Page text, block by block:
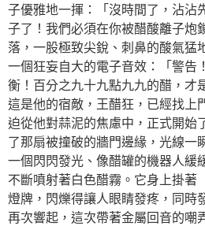
子優雅地一揮：「沒時間了，沾沾
子了！我們必須在你被醋酸離子炮
落，一股極致尖銳、刺鼻的酸氣猛
一個狂妄自大的電子音效：「警告
衡！百分之九十九點九九的醋，才
這是他的宿敵，王醋狂，已經找上
迫從他對蒜泥的焦慮中，正式開始
了那扇被撞破的牆門邊緣，光線一
一個閃閃發光、像醋罐的機器人緩
不斷噴射著白色醋霧。它身上掛著
燈牌，閃爍得讓人眼睛發疼，同時
再次響起，這次帶著金屬回音的嘲